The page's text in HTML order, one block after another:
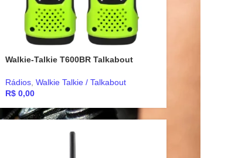
Walkie-Talkie T600BR Talkabout
Rádios ,Walkie Talkie / Talkabout
R$ 0,00